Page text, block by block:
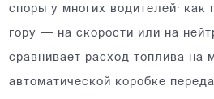
споры у многих водителей: как
гору — на скорости или на
сравнивает расход топлива на
автоматической коробке